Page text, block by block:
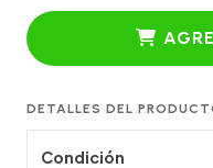
DETALLES DEL
Condición